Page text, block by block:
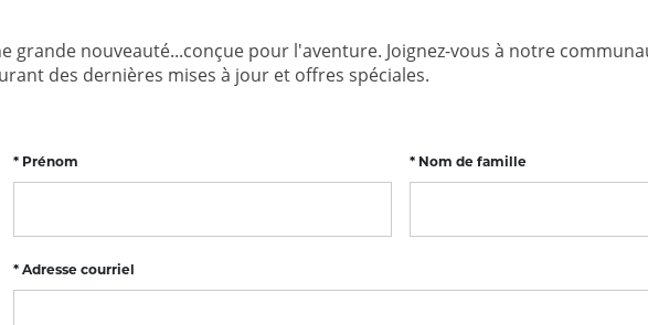
grande nouveauté...conçue pour l'aventure. Joignez-vous à notre
des dernières mises à jour et offres spéciales.